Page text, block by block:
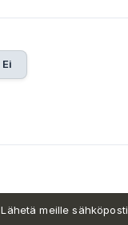
Ei
Lähetä meille sähköposti